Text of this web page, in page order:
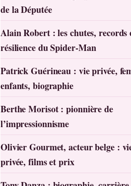
de la Députée
Alain Robert : les chutes, records
résilience du Spider-Man
Patrick Guérineau : vie privée,
enfants, biographie
Berthe Morisot : pionnière de
l’impressionnisme
Olivier Gourmet, acteur belge :
privée, films et prix